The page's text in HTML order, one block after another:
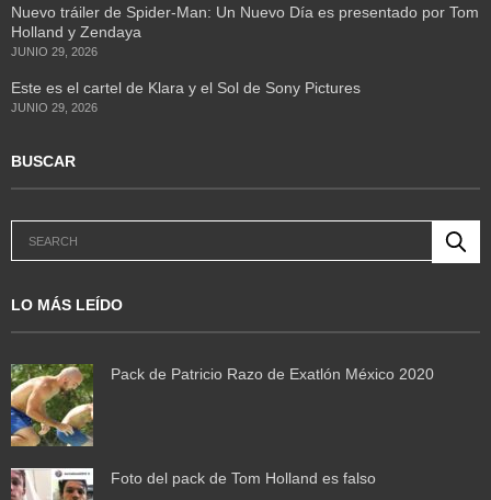
Nuevo tráiler de Spider-Man: Un Nuevo Día es presentado por Tom
Holland y Zendaya
JUNIO 29, 2026
Este es el cartel de Klara y el Sol de Sony Pictures
JUNIO 29, 2026
BUSCAR
LO MÁS LEÍDO
Pack de Patricio Razo de Exatlón México 2020
Foto del pack de Tom Holland es falso